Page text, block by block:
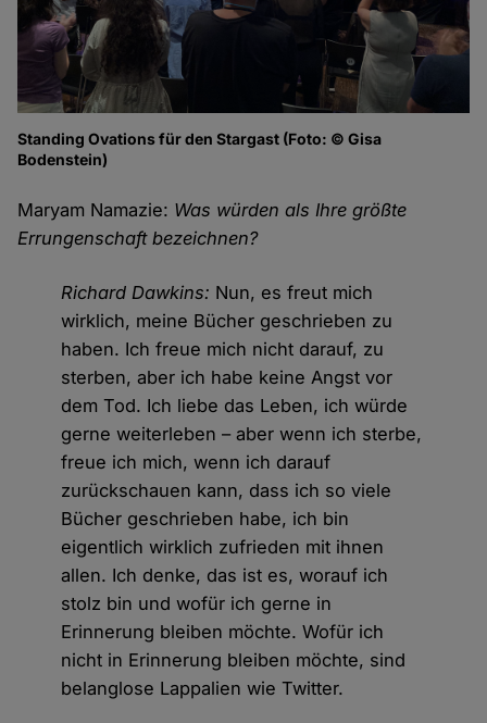
Standing Ovations für den Stargast (Foto: © Gisa
Bodenstein)
Maryam Namazie: Was würden als Ihre größte
Errungenschaft bezeichnen?
Richard Dawkins: Nun, es freut mich
wirklich, meine Bücher geschrieben zu
haben. Ich freue mich nicht darauf, zu
sterben, aber ich habe keine Angst vor
dem Tod. Ich liebe das Leben, ich würde
gerne weiterleben – aber wenn ich sterbe,
freue ich mich, wenn ich darauf
zurückschauen kann, dass ich so viele
Bücher geschrieben habe, ich bin
eigentlich wirklich zufrieden mit ihnen
allen. Ich denke, das ist es, worauf ich
stolz bin und wofür ich gerne in
Erinnerung bleiben möchte. Wofür ich
nicht in Erinnerung bleiben möchte, sind
belanglose Lappalien wie Twitter.